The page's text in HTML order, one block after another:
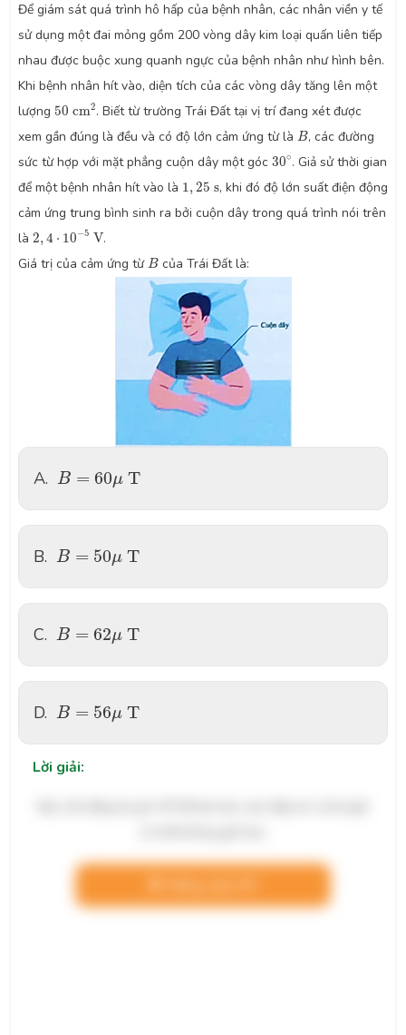
Để giám sát quá trình hô hấp của bệnh nhân, các nhân viền y tế
sử dụng một đai mỏng gồm 200 vòng dây kim loại quấn liên tiếp
nhau được buộc xung quanh ngực của bệnh nhân như hình bên.
Khi bệnh nhân hít vào, diện tích của các vòng dây tăng lên một
lượng 50 cm2
50 m2. Biết từ trường Trái Đất tại vị trí đang xét được
xem gần đúng là đều và có độ lớn cảm ứng từ là B
B, các đường
sức từ hợp với mặt phẳng cuộn dây một góc 30∘
30∘. Giả sử thời gian
để một bệnh nhân hít vào là 1, 25 s
1 25 s, khi đó độ lớn suất điện động
cảm ứng trung bình sinh ra bởi cuộn dây trong quá trình nói trên
là 2, 4 ⋅ 10−5 V
2 4 10−5 V.
Giá trị của cảm ứng từ B
B của Trái Đất là:
A. B = 60μ T
B= 60μ T
B. B = 50μ T
B= 50μ T
C. B = 62μ T
B= 62μ T
D. B = 56μ T
B= 56μ T
Lời giải: